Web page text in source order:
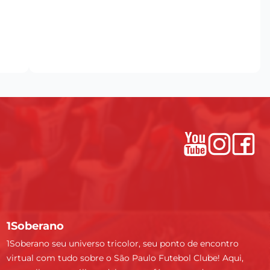
1Soberano
1Soberano seu universo tricolor, seu ponto de encontro
virtual com tudo sobre o São Paulo Futebol Clube! Aqui,